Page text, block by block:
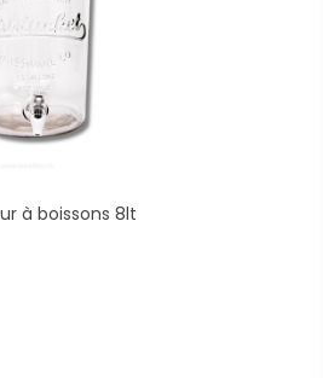
à boissons 8lt